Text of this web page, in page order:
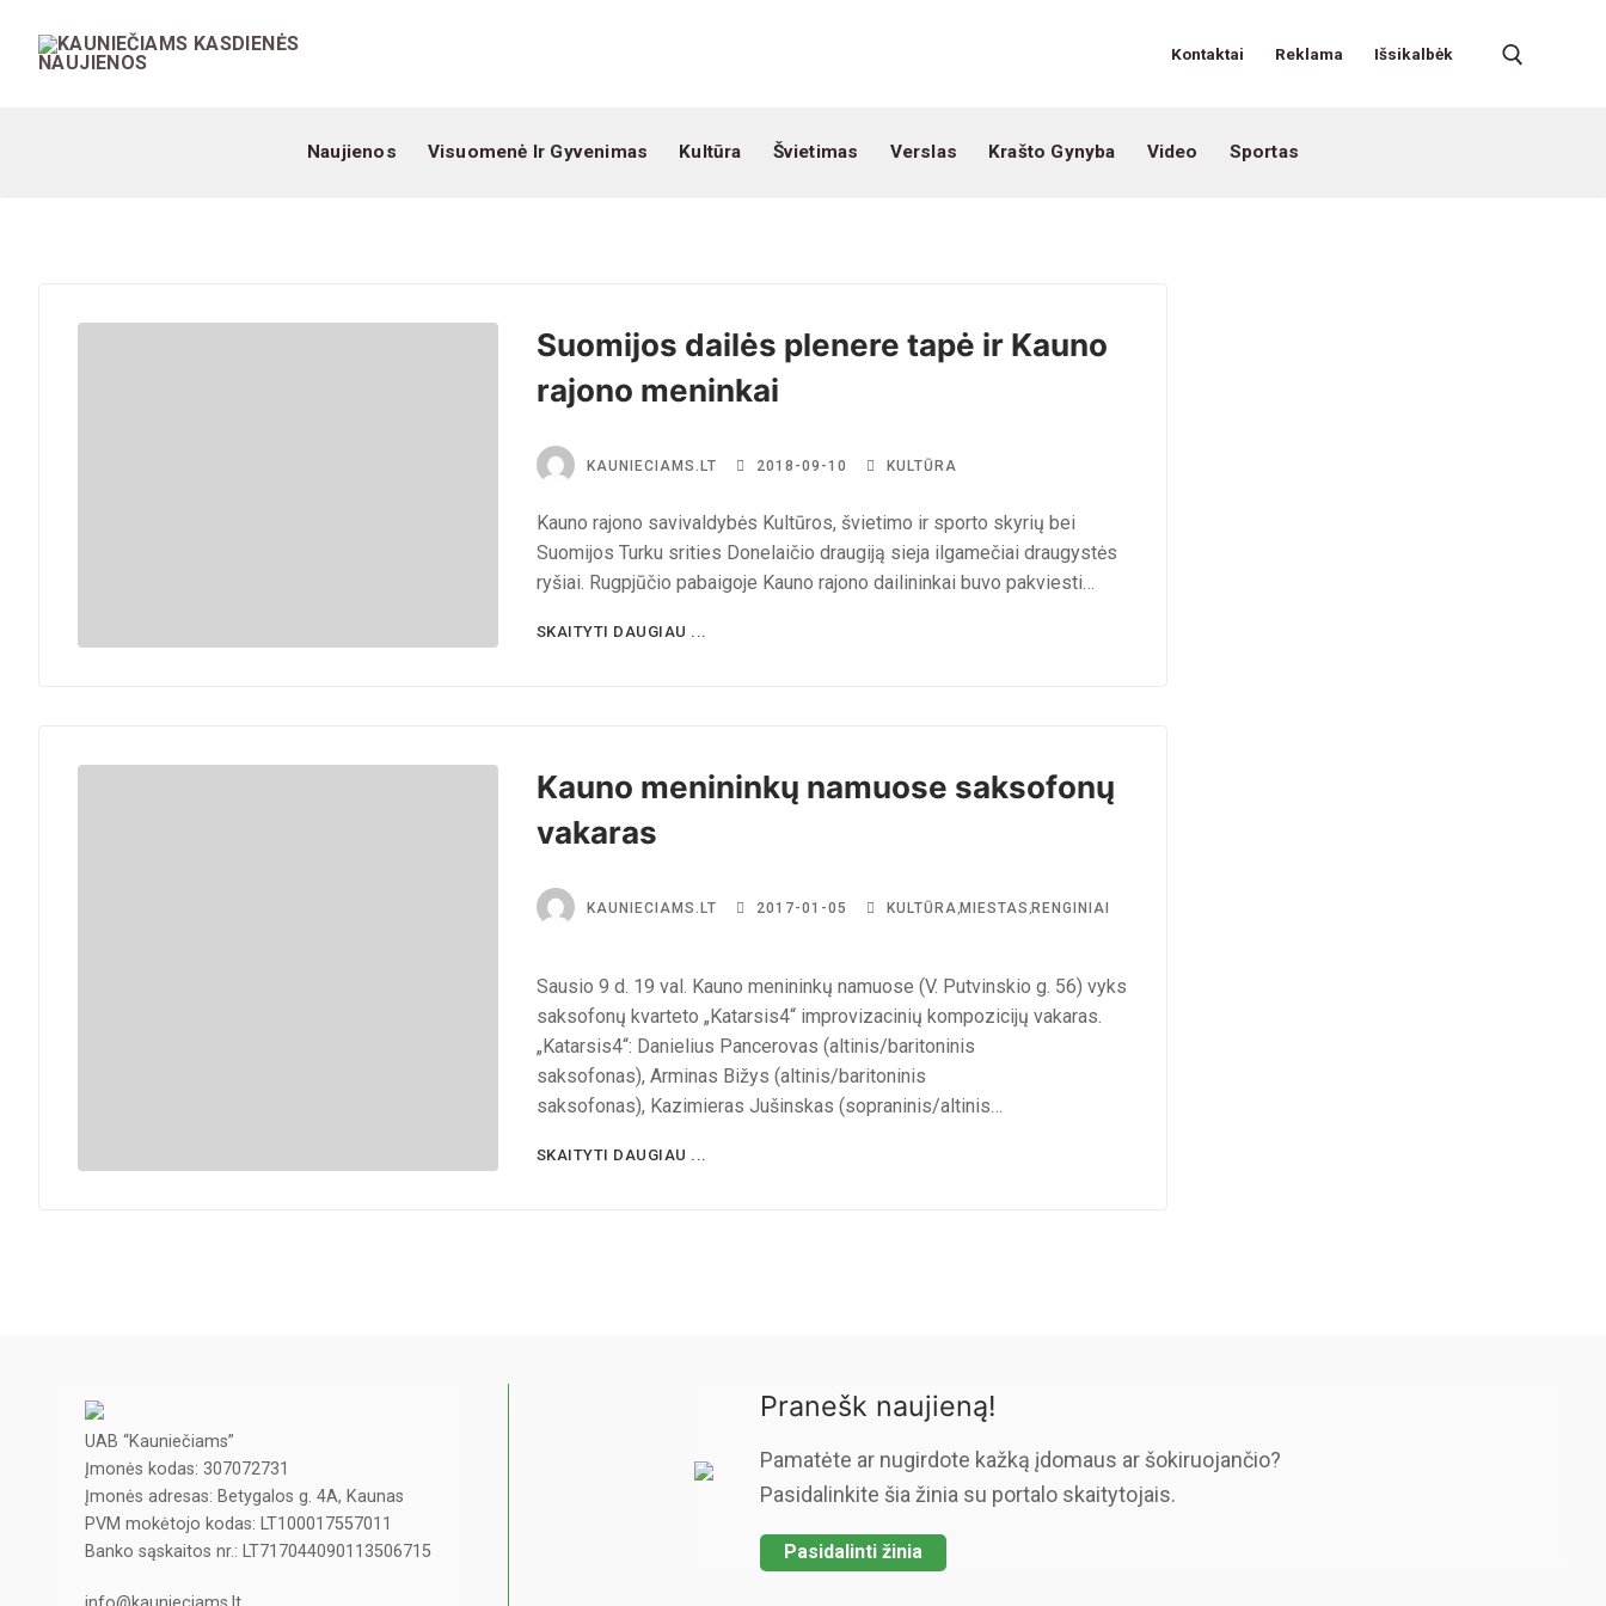
Kontaktai Reklama Išsikalbėk
Naujienos Visuomenė Ir Gyvenimas Kultūra Švietimas Verslas Krašto Gynyba Video Sportas
Suomijos dailės plenere tapė ir Kauno
rajono meninkai
KAUNIECIAMS.LT 2018-09-10 KULTŪRA
Kauno rajono savivaldybės Kultūros, švietimo ir sporto skyrių bei
Suomijos Turku srities Donelaičio draugiją sieja ilgamečiai draugystės
ryšiai. Rugpjūčio pabaigoje Kauno rajono dailininkai buvo pakviesti…
SKAITYTI DAUGIAU ...
Kauno menininkų namuose saksofonų
vakaras
KAUNIECIAMS.LT 2017-01-05 KULTŪRA MIESTAS RENGINIAI
Sausio 9 d. 19 val. Kauno menininkų namuose (V. Putvinskio g. 56) vyks
saksofonų kvarteto „Katarsis4“ improvizacinių kompozicijų vakaras.
„Katarsis4“: Danielius Pancerovas (altinis/baritoninis
saksofonas), Arminas Bižys (altinis/baritoninis
saksofonas), Kazimieras Jušinskas (sopraninis/altinis…
SKAITYTI DAUGIAU ...
UAB “Kauniečiams”
Įmonės kodas: 307072731
Įmonės adresas: Betygalos g. 4A, Kaunas
PVM mokėtojo kodas: LT100017557011
Banko sąskaitos nr.: LT717044090113506715
Pranešk naujieną!
Pamatėte ar nugirdote kažką įdomaus ar šokiruojančio?
Pasidalinkite šia žinia su portalo skaitytojais.
Pasidalinti žinia